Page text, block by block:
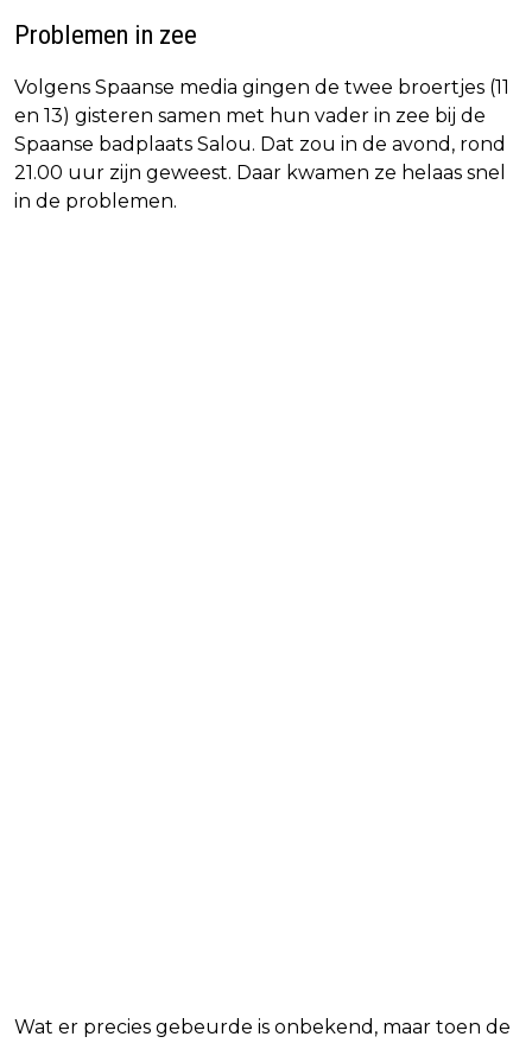
Problemen in zee
Volgens Spaanse media gingen de twee broertjes (11
en 13) gisteren samen met hun vader in zee bij de
Spaanse badplaats Salou. Dat zou in de avond, rond
21.00 uur zijn geweest. Daar kwamen ze helaas snel
in de problemen.
Wat er precies gebeurde is onbekend, maar toen de